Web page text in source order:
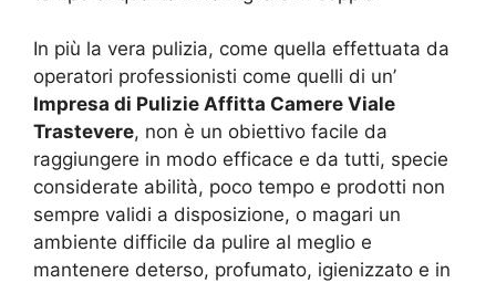
In più la vera pulizia, come quella effettuata da
operatori professionisti come quelli di un’
Impresa di Pulizie Affitta Camere Viale
Trastevere, non è un obiettivo facile da
raggiungere in modo efficace e da tutti, specie
considerate abilità, poco tempo e prodotti non
sempre validi a disposizione, o magari un
ambiente difficile da pulire al meglio e
mantenere deterso, profumato, igienizzato e in